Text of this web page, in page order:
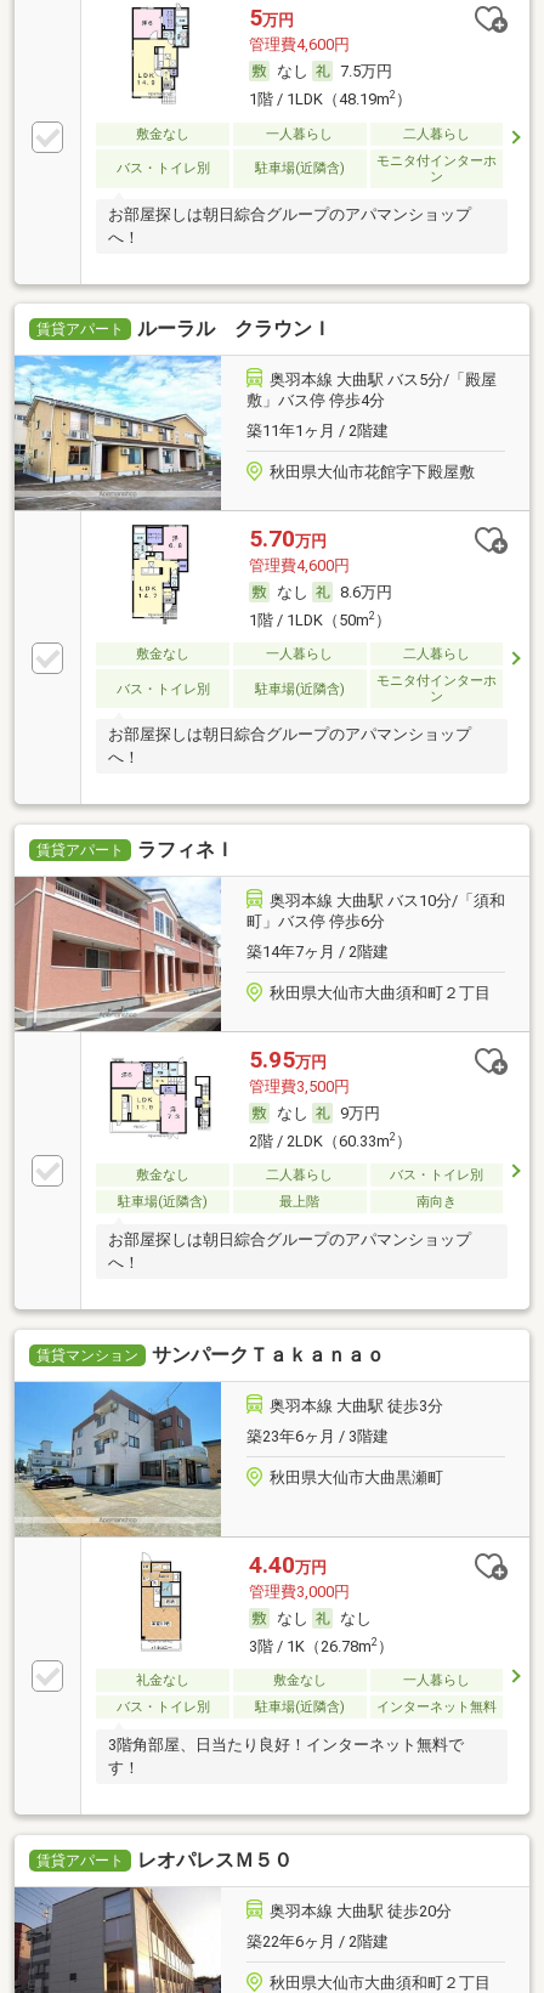
5万円
管理費4,600円
なし
7.5万円
1階 / 1LDK（48.19m2）
敷金なし 一人暮らし 二人暮らし
バス・トイレ別 駐車場(近隣含)
モニタ付インターホ
ン
お部屋探しは朝日綜合グループのアパマンショップ
へ！
賃貸アパート ルーラル クラウンＩ
奥羽本線 大曲駅 バス5分/「殿屋
敷」バス停 停歩4分
築11年1ヶ月 / 2階建
秋田県大仙市花館字下殿屋敷
5.70万円
管理費4,600円
なし
8.6万円
1階 / 1LDK（50m2）
敷金なし 一人暮らし 二人暮らし
バス・トイレ別 駐車場(近隣含)
モニタ付インターホ
ン
お部屋探しは朝日綜合グループのアパマンショップ
へ！
賃貸アパート ラフィネＩ
奥羽本線 大曲駅 バス10分/「須和
町」バス停 停歩6分
築14年7ヶ月 / 2階建
秋田県大仙市大曲須和町２丁目
5.95万円
管理費3,500円
なし
9万円
2階 / 2LDK（60.33m2）
敷金なし 二人暮らし
バス・トイレ別
駐車場(近隣含)
最上階 南向き
お部屋探しは朝日綜合グループのアパマンショップ
へ！
賃貸マンション サンパークＴａｋａｎａｏ
奥羽本線 大曲駅 徒歩3分
築23年6ヶ月 / 3階建
秋田県大仙市大曲黒瀬町
4.40万円
管理費3,000円
なし
なし
3階 / 1K（26.78m2）
礼金なし 敷金なし
一人暮らし
バス・トイレ別
駐車場(近隣含) インターネット無料
3階角部屋、日当たり良好！インターネット無料で
す！
賃貸アパート レオパレスＭ５０
奥羽本線 大曲駅 徒歩20分
築22年6ヶ月 / 2階建
秋田県大仙市大曲須和町２丁目